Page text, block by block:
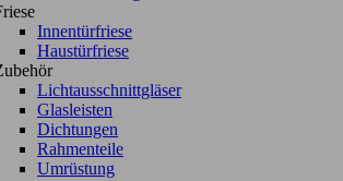
Innentürfriese
Haustürfriese
Lichtausschnittgläser
Glasleisten
Dichtungen
Rahmenteile
Umrüstung